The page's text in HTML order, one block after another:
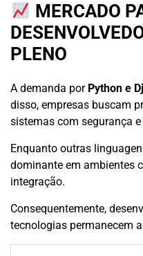
MERCADO
PLENO
A demanda por Python e
disso, empresas buscam
sistemas com segurança
Enquanto outras
dominante em ambientes
integração.
Consequentemente,
tecnologias permanecem